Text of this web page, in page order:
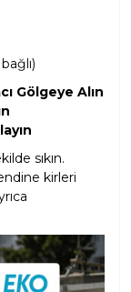
Gölgeye Alın
sıkın.
kirleri